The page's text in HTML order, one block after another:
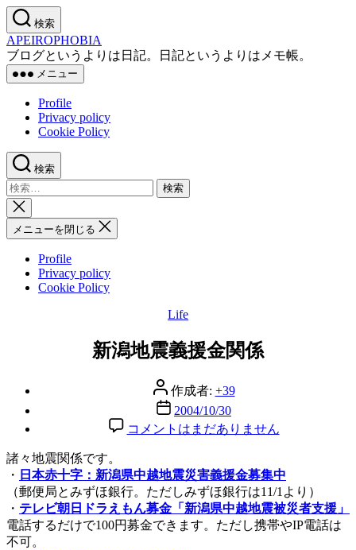
コ
ン
テ
ン
ツ
プ
検索
APEIROPHOBIA
ブログというよりは日記。日記というよりはメモ帳。
メニュー
Profile
Privacy policy
Cookie Policy
検索
検
索
対
象:
検
索
を
メニューを閉じる
Profile
Privacy policy
Cookie Policy
カ
ゴ
リ
Life
新潟地震義援金関係
投
稿
者
作成者: +39
投
稿
2004/10/30
新
震
義
援
金
コメントはまだありません
諸々地震関係です。
・ 日本赤十字：新潟県中越地震災害義援金募集中
（郵便局とみずほ銀行。ただしみずほ銀行は11/1より）
・ テレビ朝日ドラえもん募金「新潟県中越地震被災者支援」
電話するだけで100円募金できます。ただし携帯やIP電話は
不可。